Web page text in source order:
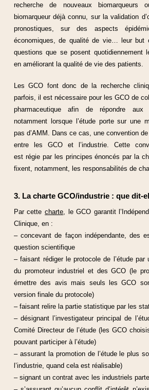
recherche de nouveaux biomarqueurs
biomarqueur déjà connu, sur la validation
pronostiques, sur des aspects
économiques, de qualité de vie… leur but
questions que se posent quotidiennement
en améliorant la qualité de vie des patients.
Les GCO font donc de la recherche
parfois, il est nécessaire pour les GCO de
pharmaceutique afin de répondre
notamment lorsque l’étude porte sur une
pas d’AMM. Dans ce cas, une convention
entre les GCO et l’industrie. Cette
est régie par les principes énoncés par la
fixent, notamment, les responsabilités de
3. La charte GCO/industrie : que dit-
Par cettecharte , le GCO garantit
Clinique, en :
– concevant de façon indépendante, des
question scientifique
– faisant rédiger le protocole de l’étude par
du promoteur industriel et des GCO (le
émettre des avis mais seuls les GCO
version finale du protocole)
– faisant relire la partie statistique par les
– désignant l’investigateur principal de
Comité Directeur de l’étude (les GCO
pouvant participer à l’étude)
– assurant la promotion de l’étude le plus
l’industrie, quand cela est réalisable)
– signant un contrat avec les industriels